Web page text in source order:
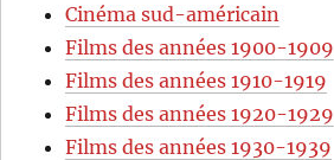
Cinéma sud-américain
Films des années 1900-1909
Films des années 1910-1919
Films des années 1920-1929
Films des années 1930-1939